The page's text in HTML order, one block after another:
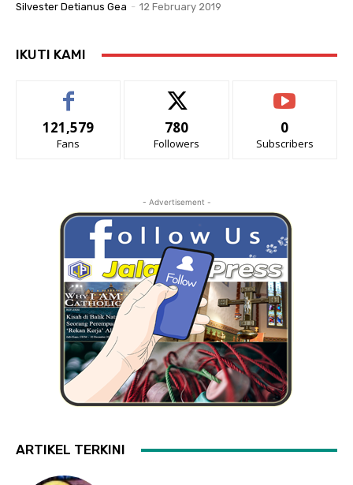
Silvester Detianus Gea - 12 February 2019
IKUTI KAMI
121,579
Fans
780
Followers
0
Subscribers
- Advertisement -
ARTIKEL TERKINI